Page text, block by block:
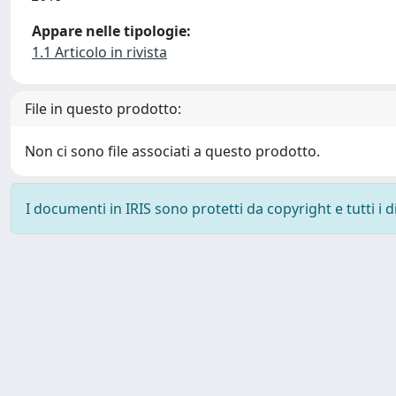
Appare nelle tipologie:
1.1 Articolo in rivista
File in questo prodotto:
Non ci sono file associati a questo prodotto.
I documenti in IRIS sono protetti da copyright e tutti i